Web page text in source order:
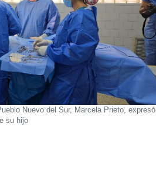
Nuevo del Sur, Marcela Prieto, expresó
su hijo